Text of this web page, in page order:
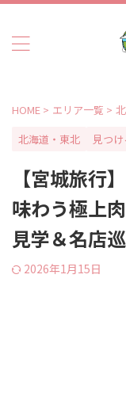
HOME > エリア一覧 >
北海道・東北
見つけ
【宮城旅行
味わう極上
見学＆名店
2026年1月15日